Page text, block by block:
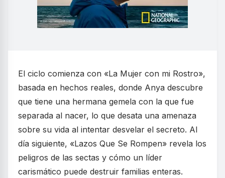
El ciclo comienza con «La Mujer con mi Rostro»,
basada en hechos reales, donde Anya descubre
que tiene una hermana gemela con la que fue
separada al nacer, lo que desata una amenaza
sobre su vida al intentar desvelar el secreto. Al
día siguiente, «Lazos Que Se Rompen» revela los
peligros de las sectas y cómo un líder
carismático puede destruir familias enteras.